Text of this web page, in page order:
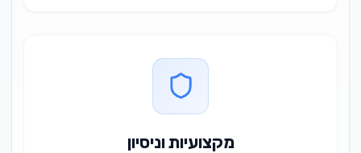
מקצועיות וניסיון